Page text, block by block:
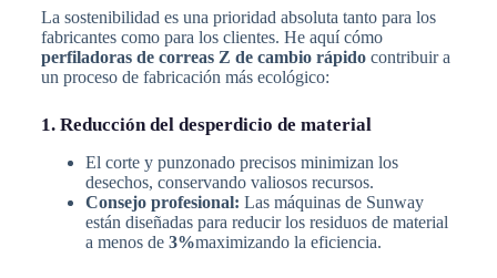
La sostenibilidad es una prioridad absoluta tanto para los
fabricantes como para los clientes. He aquí cómo
perfiladoras de correas Z de cambio rápidocontribuir a
un proceso de fabricación más ecológico:
1. Reducción del desperdicio de material
El corte y punzonado precisos minimizan los
desechos, conservando valiosos recursos.
Consejo profesional: Las máquinas de Sunway
están diseñadas para reducir los residuos de material
a menos de 3%maximizando la eficiencia.